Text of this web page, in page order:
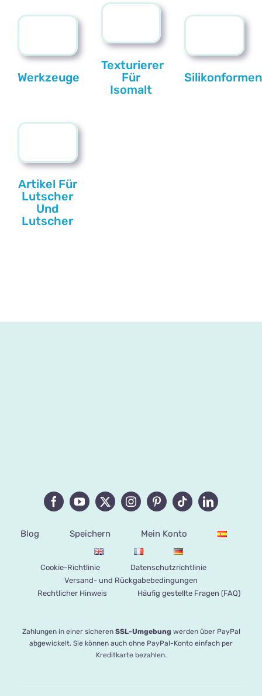
Werkzeuge
Texturierer
Für
Isomalt
Silikonformen
Artikel Für
Lutscher
Und
Lutscher
Blog Speichern Mein Konto
Cookie-Richtlinie
Datenschutzrichtlinie
Versand- und Rückgabebedingungen
Rechtlicher Hinweis
Häufig gestellte Fragen (FAQ)
Zahlungen in einer sicheren SSL-Umgebung werden über PayPal
abgewickelt. Sie können auch ohne PayPal-Konto einfach per
Kreditkarte bezahlen.